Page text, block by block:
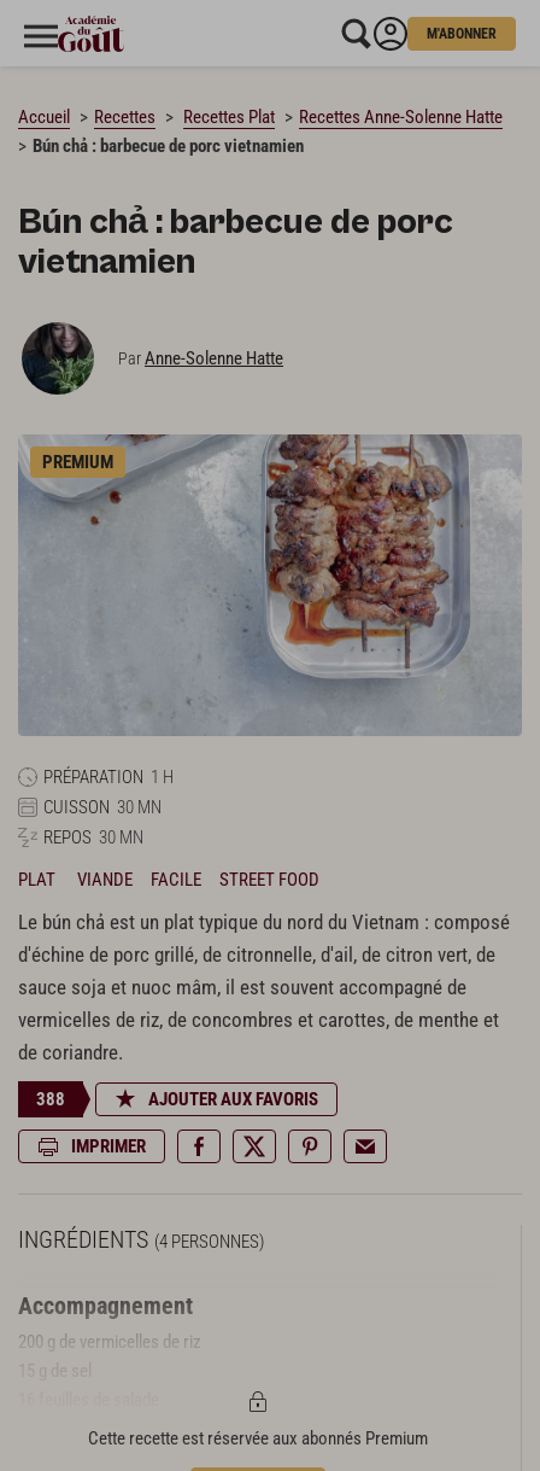
M'ABONNER
Accueil Recettes Recettes Plat
Recettes Anne-Solenne Hatte
Bún chả : barbecue de porc vietnamien
Bún chả : barbecue de porc
vietnamien
ParAnne-Solenne Hatte
PREMIUM
PRÉPARATION 1 H
CUISSON 30 MN
REPOS 30 MN
PLAT
VIANDE FACILE STREET FOOD
Le bún chả est un plat typique du nord du Vietnam : composé
d'échine de porc grillé, de citronnelle, d'ail, de citron vert, de
sauce soja et nuoc mâm, il est souvent accompagné de
vermicelles de riz, de concombres et carottes, de menthe et
de coriandre.
388 AJOUTER AUX FAVORIS
IMPRIMER
INGRÉDIENTS (4 PERSONNES)
Accompagnement
200 g de vermicelles de riz
15 g de sel
12 feuilles de tía tôCette recette est réservée aux abonnés Premium
CHARGEMENT…